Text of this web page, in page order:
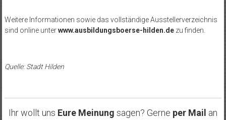
Weitere Informationen sowie das vollständige Ausstellerverzeichnis
sind online unterwww.ausbildungsboerse-hilden.dezu finden.
Quelle: Stadt Hilden
Ihr wollt uns Eure Meinung sagen? Gerne per Mail an